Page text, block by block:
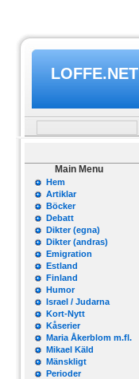
LOFFE.NET
Main Menu
Hem
Artiklar
Böcker
Debatt
Dikter (egna)
Dikter (andras)
Emigration
Estland
Finland
Humor
Israel / Judarna
Kort-Nytt
Kåserier
Maria Åkerblom m.fl.
Mikael Käld
Mänskligt
Perioder